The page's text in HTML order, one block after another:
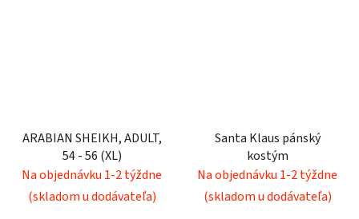
ARABIAN SHEIKH, ADULT,
54 - 56 (XL)
Na objednávku 1-2 týždne
(skladom u dodávateľa)
Santa Klaus pánský
kostým
Na objednávku 1-2 týždne
(skladom u dodávateľa)